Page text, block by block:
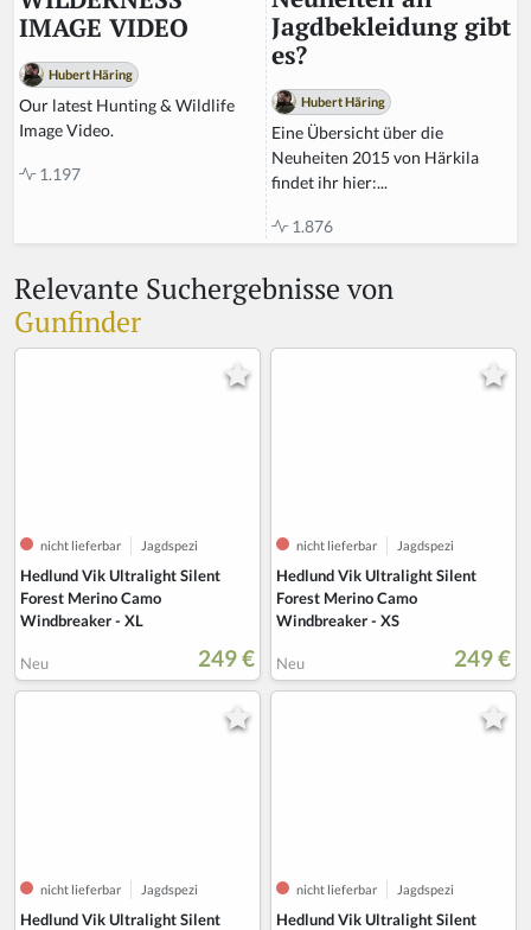
IMAGE VIDEO
Hubert Häring
Our latest Hunting & Wildlife
Image Video.
1.197
Jagdbekleidung gibt
es?
Hubert Häring
Eine Übersicht über die
Neuheiten 2015 von Härkila
findet ihr hier:...
1.876
Relevante Suchergebnisse von
Gunfinder